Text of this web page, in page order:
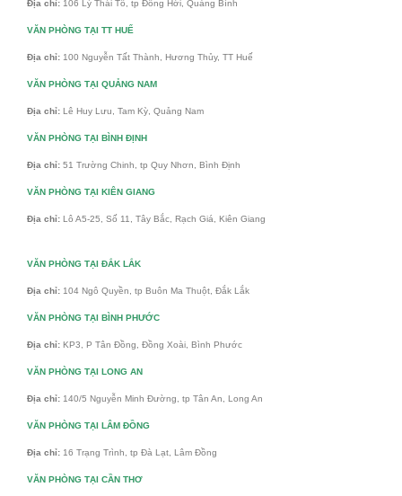
Địa chỉ: 106 Lý Thái Tổ, tp Đồng Hới, Quảng Bình
VĂN PHÒNG TẠI TT HUẾ
Địa chỉ: 100 Nguyễn Tất Thành, Hương Thủy, TT Huế
VĂN PHÒNG TẠI QUẢNG NAM
Địa chỉ: Lê Huy Lưu, Tam Kỳ, Quảng Nam
VĂN PHÒNG TẠI BÌNH ĐỊNH
Địa chỉ: 51 Trường Chinh, tp Quy Nhơn, Bình Định
VĂN PHÒNG TẠI KIÊN GIANG
Địa chỉ: Lô A5-25, Số 11, Tây Bắc, Rạch Giá, Kiên Giang
VĂN PHÒNG TẠI ĐẮK LẮK
Địa chỉ: 104 Ngô Quyền, tp Buôn Ma Thuột, Đắk Lắk
VĂN PHÒNG TẠI BÌNH PHƯỚC
Địa chỉ: KP3, P Tân Đồng, Đồng Xoài, Bình Phước
VĂN PHÒNG TẠI LONG AN
Địa chỉ: 140/5 Nguyễn Minh Đường, tp Tân An, Long An
VĂN PHÒNG TẠI LÂM ĐỒNG
Địa chỉ: 16 Trạng Trình, tp Đà Lạt, Lâm Đồng
VĂN PHÒNG TẠI CẦN THƠ